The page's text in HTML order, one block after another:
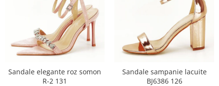
Sandale elegante roz somon
R-2 131
Sandale sampanie lacuite
BJ6386 126